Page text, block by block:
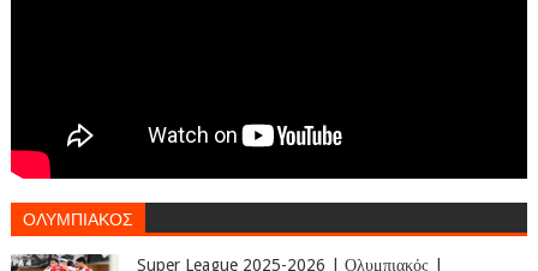
ΟΛΥΜΠΙΑΚΟΣ
Super League 2025-2026 | Ολυμπιακός |